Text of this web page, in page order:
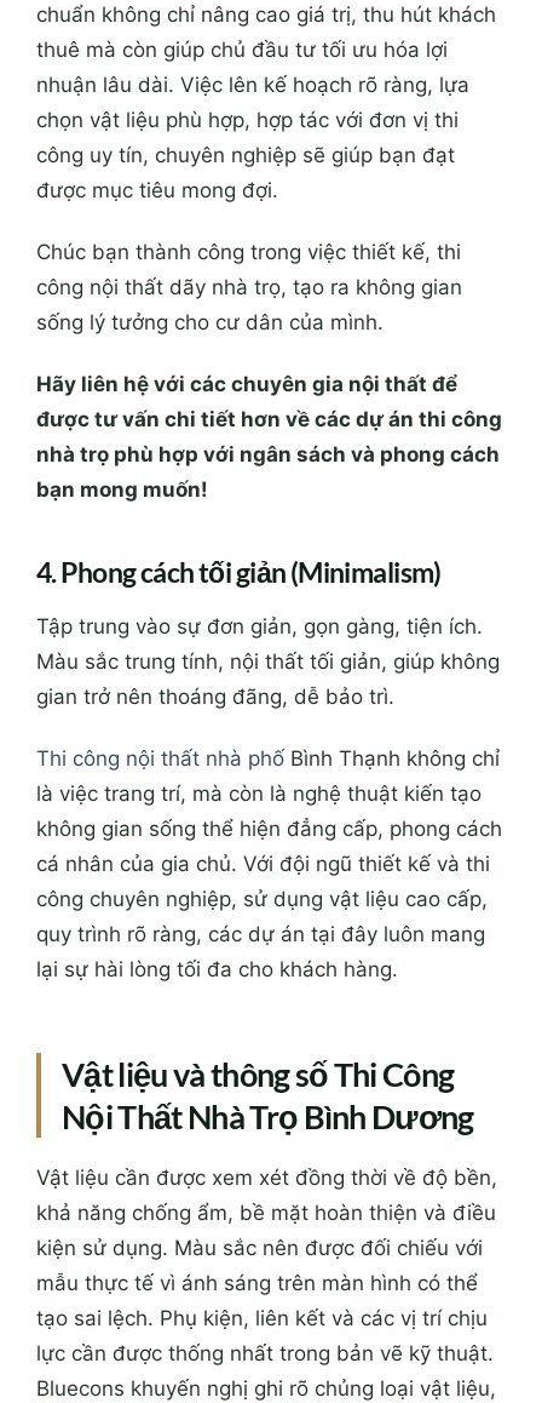
chuẩn không chỉ nâng cao giá trị, thu hút khách
thuê mà còn giúp chủ đầu tư tối ưu hóa lợi
nhuận lâu dài. Việc lên kế hoạch rõ ràng, lựa
chọn vật liệu phù hợp, hợp tác với đơn vị thi
công uy tín, chuyên nghiệp sẽ giúp bạn đạt
được mục tiêu mong đợi.
Chúc bạn thành công trong việc thiết kế, thi
công nội thất dãy nhà trọ, tạo ra không gian
sống lý tưởng cho cư dân của mình.
Hãy liên hệ với các chuyên gia nội thất để
được tư vấn chi tiết hơn về các dự án thi công
nhà trọ phù hợp với ngân sách và phong cách
bạn mong muốn!
4. Phong cách tối giản (Minimalism)
Tập trung vào sự đơn giản, gọn gàng, tiện ích.
Màu sắc trung tính, nội thất tối giản, giúp không
gian trở nên thoáng đãng, dễ bảo trì.
Thi công nội thất nhà phố Bình Thạnh không chỉ
là việc trang trí, mà còn là nghệ thuật kiến tạo
không gian sống thể hiện đẳng cấp, phong cách
cá nhân của gia chủ. Với đội ngũ thiết kế và thi
công chuyên nghiệp, sử dụng vật liệu cao cấp,
quy trình rõ ràng, các dự án tại đây luôn mang
lại sự hài lòng tối đa cho khách hàng.
Vật liệu và thông số Thi Công
Nội Thất Nhà Trọ Bình Dương
Vật liệu cần được xem xét đồng thời về độ bền,
khả năng chống ẩm, bề mặt hoàn thiện và điều
kiện sử dụng. Màu sắc nên được đối chiếu với
mẫu thực tế vì ánh sáng trên màn hình có thể
tạo sai lệch. Phụ kiện, liên kết và các vị trí chịu
lực cần được thống nhất trong bản vẽ kỹ thuật.
Bluecons khuyến nghị ghi rõ chủng loại vật liệu,